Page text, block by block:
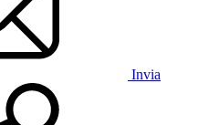
Invia